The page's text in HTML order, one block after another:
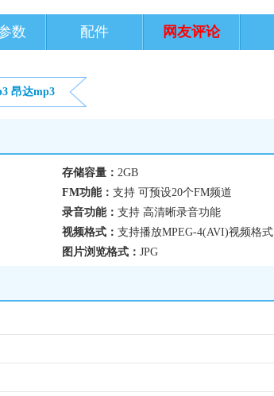
数 配件 网友评论
昂达mp3
存储容量： 2GB
FM功能： 支持 可预设20个FM频道
录音功能： 支持 高清晰录音功能
视频格式： 支持播放MPEG-4(AVI)视频格式
图片浏览格式： JPG